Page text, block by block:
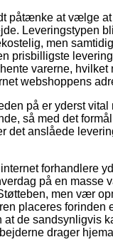
påtænke at vælge
Leveringstypen
men
prisbilligste
varerne, hvilket
webshoppens
på er yderst vital
så med det
det anslåede
forhandlere
på en masse
men vær
placeres forinden
de sandsynligvis
drager